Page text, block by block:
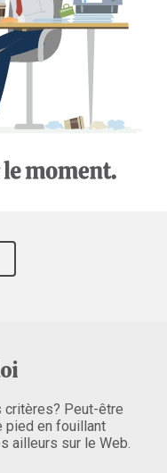
critères? Peut-être
pied en fouillant
ailleurs sur le Web.